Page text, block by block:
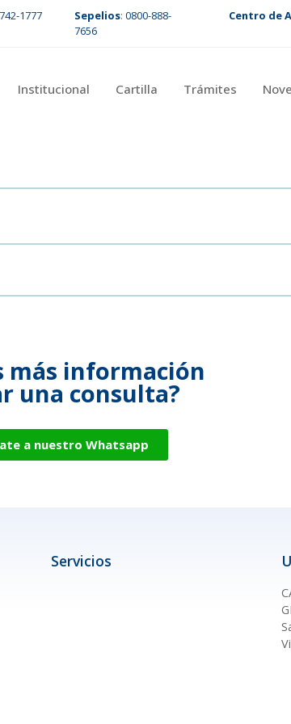
742-1777 Sepelios: 0800-888-
7656
Centro de
Institucional Cartilla Trámites
más información
una consulta?
a nuestro Whatsapp
Servicios